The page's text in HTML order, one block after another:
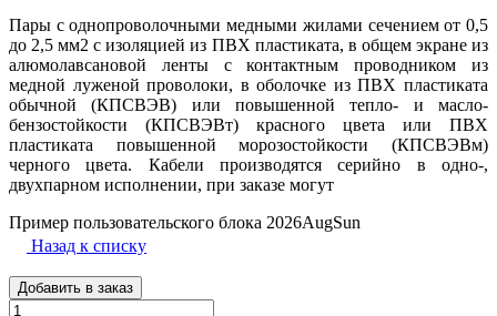
Пары с однопроволочными медными жилами сечением от 0,5
до 2,5 мм2 с изоляцией из ПВХ пластиката, в общем экране из
алюмолавсановой ленты с контактным проводником из
медной луженой проволоки, в оболочке из ПВХ пластиката
обычной (КПСВЭВ) или повышенной тепло- и масло-
бензостойкости (КПСВЭВт) красного цвета или ПВХ
пластиката повышенной морозостойкости (КПСВЭВм)
черного цвета. Кабели производятся серийно в одно-,
двухпарном исполнении, при заказе могут
Пример пользовательского блока 2026AugSun
Назад к списку
Добавить в заказ